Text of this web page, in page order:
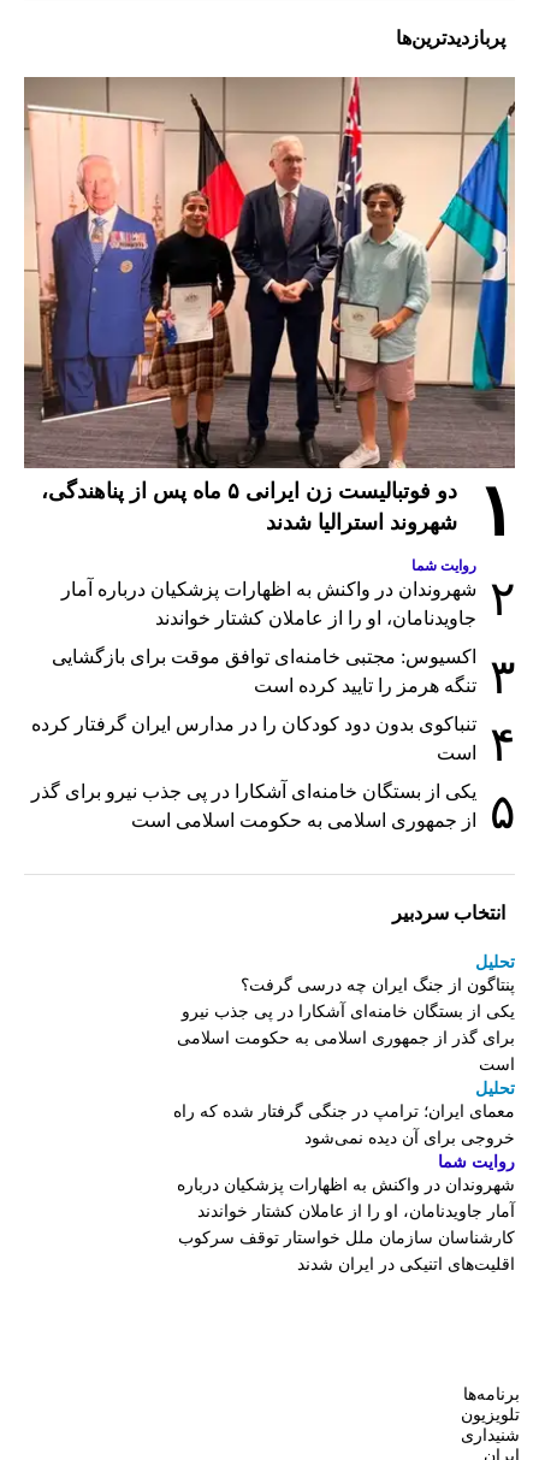
پربازدیدترین‌ها
۱
دو فوتبالیست زن ایرانی ۵ ماه پس از پناهندگی،
شهروند استرالیا شدند
۲
روایت شما
شهروندان در واکنش به اظهارات پزشکیان درباره آمار
جاویدنامان، او را از عاملان کشتار خواندند
۳
اکسیوس: مجتبی خامنه‌ای توافق موقت برای بازگشایی
تنگه هرمز را تایید کرده است
۴
تنباکوی بدون دود کودکان را در مدارس ایران گرفتار کرده
است
۵
یکی از بستگان خامنه‌ای آشکارا در پی جذب نیرو برای گذر
از جمهوری اسلامی به حکومت اسلامی است
انتخاب سردبیر
تحلیل
پنتاگون از جنگ ایران چه درسی گرفت؟
یکی از بستگان خامنه‌ای آشکارا در پی جذب نیرو
برای گذر از جمهوری اسلامی به حکومت اسلامی
است
تحلیل
معمای ایران؛ ترامپ در جنگی گرفتار شده که راه
خروجی برای آن دیده نمی‌شود
روایت شما
شهروندان در واکنش به اظهارات پزشکیان درباره
آمار جاویدنامان، او را از عاملان کشتار خواندند
کارشناسان سازمان ملل خواستار توقف سرکوب
اقلیت‌های اتنیکی در ایران شدند
برنامه‌ها
تلویزیون
شنیداری
ایران